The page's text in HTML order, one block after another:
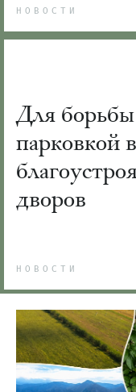
НОВОСТИ
Для
парковкой
дворов
НОВОСТИ